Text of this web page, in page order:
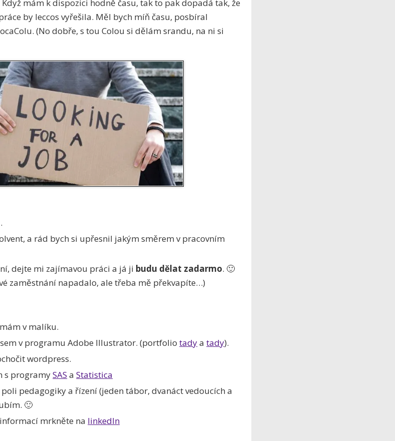
mám k dispozici hodně času, tak to pak dopadá tak, že
by leccos vyřešila. Měl bych míň času, posbíral
(No dobře, s tou Colou si dělám srandu, na ni si
a rád bych si upřesnil jakým směrem v pracovním
dejte mi zajímavou práci a já ji budu dělat zadarmo. 🙂
zaměstnání napadalo, ale třeba mě překvapíte…)
v malíku.
v programu Adobe Illustrator. (portfoliotadyatady).
wordpress.
s programySAS aStatistica
pedagogiky a řízení (jeden tábor, dvanáct vedoucích a
🙂
mrkněte na linkedIn